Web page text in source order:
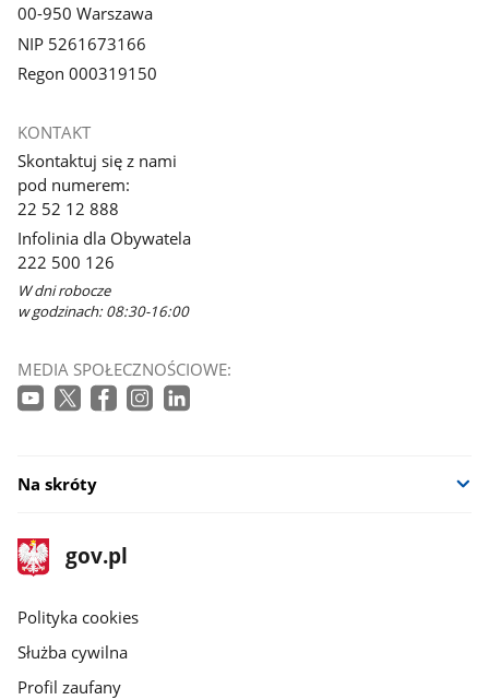
00-950 Warszawa
NIP 5261673166
Regon 000319150
KONTAKT
Skontaktuj się z nami
pod numerem:
22 52 12 888
Infolinia dla Obywatela
222 500 126
W dni robocze
w godzinach: 08:30-16:00
MEDIA SPOŁECZNOŚCIOWE:
Na skróty
stopka
gov.pl
Strona
gov.pl
gov.pl
Polityka cookies
Służba cywilna
Profil zaufany